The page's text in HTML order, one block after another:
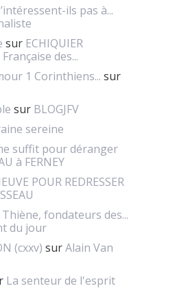
ils pas à...
sur ECHIQUIER
des...
1 Corinthiens... sur
sur BLOGJFV
sereine
suffit pour déranger
à FERNEY
POUR REDRESSER
fondateurs des...
du jour
(cxxv) surAlain Van
La senteur de l'esprit